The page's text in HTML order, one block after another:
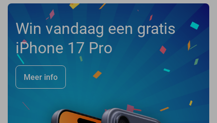
Win vandaag een gratis
iPhone 17 Pro
Meer info